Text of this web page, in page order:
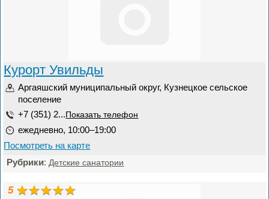
Курорт Увильды
Аргаяшский муниципальный округ, Кузнецкое сельское
поселение
+7 (351) 2... Показать телефон
ежедневно, 10:00–19:00
Посмотреть на карте
Рубрики: Детские санатории
5